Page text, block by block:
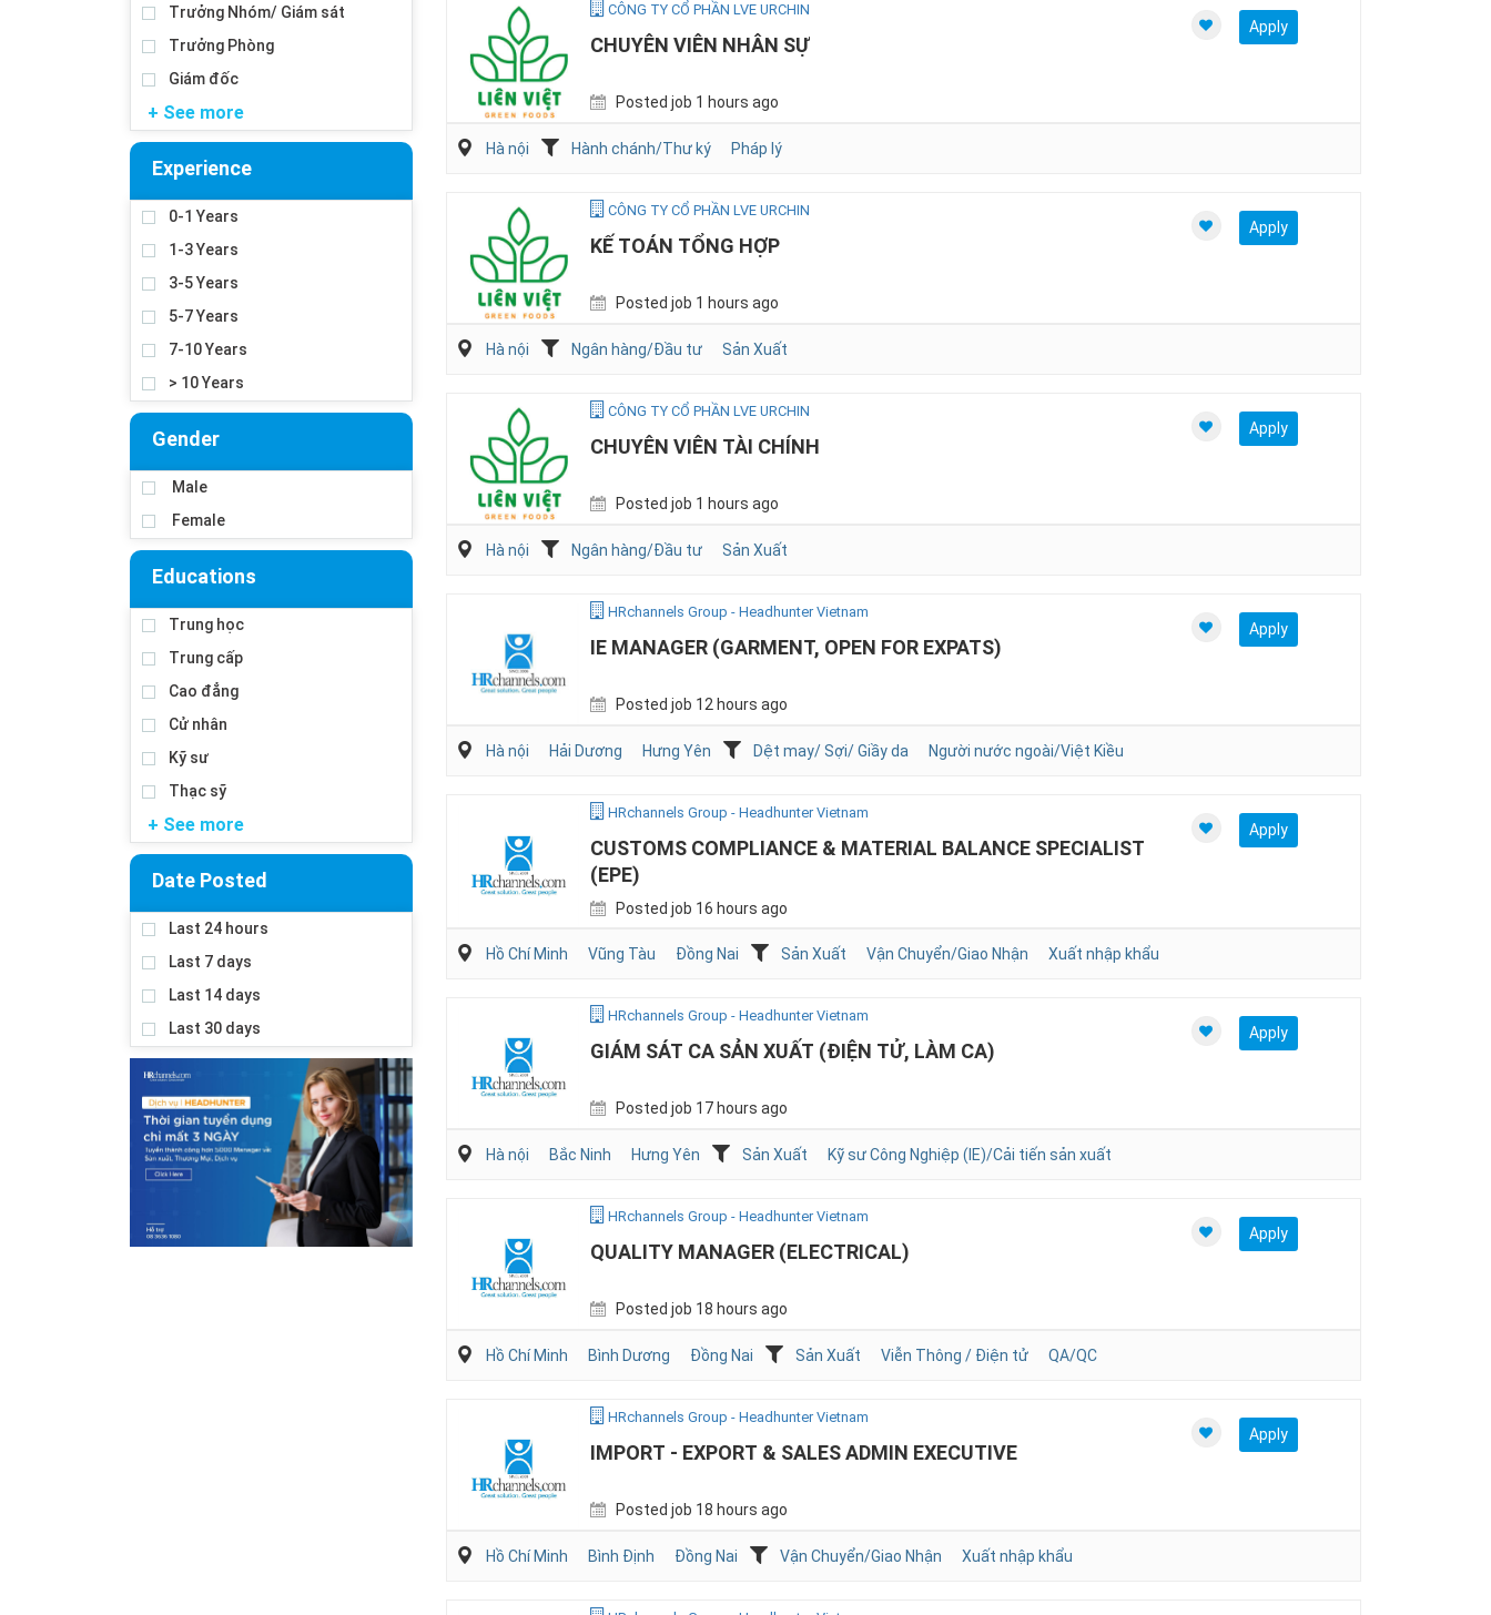
Trưởng Nhóm/ Giám sát
Trưởng Phòng
Giám đốc
+ See more
Experience
0-1 Years
1-3 Years
3-5 Years
5-7 Years
7-10 Years
> 10 Years
Gender
Male
Female
Educations
Trung học
Trung cấp
Cao đẳng
Cử nhân
Kỹ sư
Thạc sỹ
+ See more
Date Posted
Last 24 hours
Last 7 days
Last 14 days
Last 30 days
CÔNG TY CỔ PHẦN LVE URCHIN
CHUYÊN VIÊN NHÂN SỰ
Posted job 1 hours ago
Apply
Hà nội Hành chánh/Thư ký Pháp lý
CÔNG TY CỔ PHẦN LVE URCHIN
KẾ TOÁN TỔNG HỢP
Posted job 1 hours ago
Apply
Hà nội Ngân hàng/Đầu tư Sản Xuất
CÔNG TY CỔ PHẦN LVE URCHIN
CHUYÊN VIÊN TÀI CHÍNH
Posted job 1 hours ago
Apply
Hà nội Ngân hàng/Đầu tư Sản Xuất
HRchannels Group - Headhunter Vietnam
IE MANAGER (GARMENT, OPEN FOR EXPATS)
Posted job 12 hours ago
Apply
Hà nội Hải Dương Hưng Yên Dệt may/ Sợi/ Giầy da Người nước ngoài/Việt Kiều
HRchannels Group - Headhunter Vietnam
CUSTOMS COMPLIANCE & MATERIAL BALANCE SPECIALIST
(EPE)
Posted job 16 hours ago
Apply
Hồ Chí Minh Vũng Tàu Đồng Nai Sản Xuất Vận Chuyển/Giao Nhận Xuất nhập khẩu
HRchannels Group - Headhunter Vietnam
GIÁM SÁT CA SẢN XUẤT (ĐIỆN TỬ, LÀM CA)
Posted job 17 hours ago
Apply
Hà nội Bắc Ninh Hưng Yên Sản Xuất Kỹ sư Công Nghiệp (IE)/Cải tiến sản xuất
HRchannels Group - Headhunter Vietnam
QUALITY MANAGER (ELECTRICAL)
Posted job 18 hours ago
Apply
Hồ Chí Minh Bình Dương Đồng Nai Sản Xuất Viễn Thông / Điện tử QA/QC
HRchannels Group - Headhunter Vietnam
IMPORT - EXPORT & SALES ADMIN EXECUTIVE
Posted job 18 hours ago
Apply
Hồ Chí Minh Bình Định Đồng Nai Vận Chuyển/Giao Nhận Xuất nhập khẩu